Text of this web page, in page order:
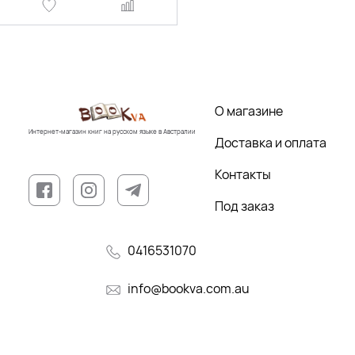
Интернет-магазин книг на русском языке в Австралии
О магазине
Доставка и оплата
Контакты
Под заказ
0416531070
info@bookva.com.au